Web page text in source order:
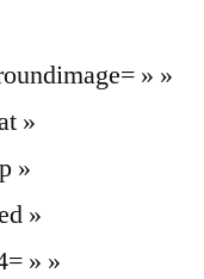
» »
»
»
»
» »